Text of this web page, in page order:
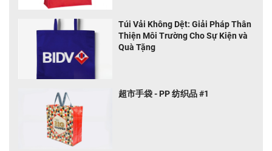
Túi Vải Không Dệt: Giải Pháp Thân
Thiện Môi Trường Cho Sự Kiện và
Quà Tặng
超市手袋 - PP 纺织品 #1